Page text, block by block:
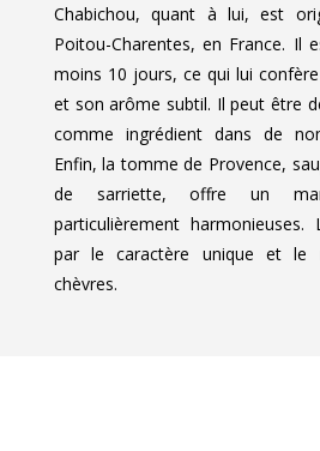
Chabichou, quant à lui, est
Poitou-Charentes, en France. Il
moins 10 jours, ce qui lui
et son arôme subtil. Il peut être
comme ingrédient dans de
Enfin, la tomme de Provence,
de sarriette, offre un
particulièrement harmonieuses.
par le caractère unique et le
chèvres.